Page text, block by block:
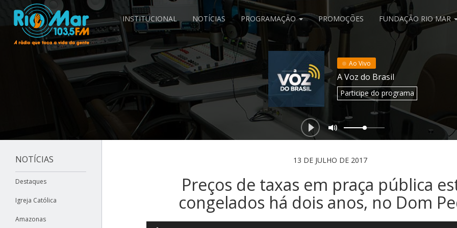
INSTITUCIONAL NOTÍCIAS PROGRAMAÇÃO PROMOÇÕES FUNDAÇÃO RIO MAR
Ao Vivo
A Voz do Brasil
Participedo programa
NOTÍCIAS
Destaques
Igreja Católica
Amazonas
13 DE JULHO DE 2017
Preços de taxas em praça pública
congelados há dois anos, no Dom